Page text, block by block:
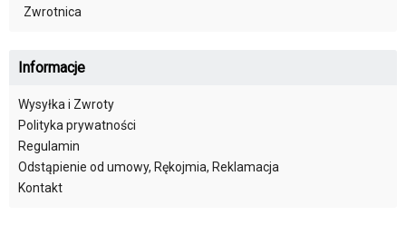
Zwrotnica
Informacje
Wysyłka i Zwroty
Polityka prywatności
Regulamin
Odstąpienie od umowy, Rękojmia, Reklamacja
Kontakt